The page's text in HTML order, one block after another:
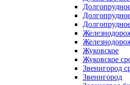
Жуковское
Жуковское
Звенигород
Звенигород